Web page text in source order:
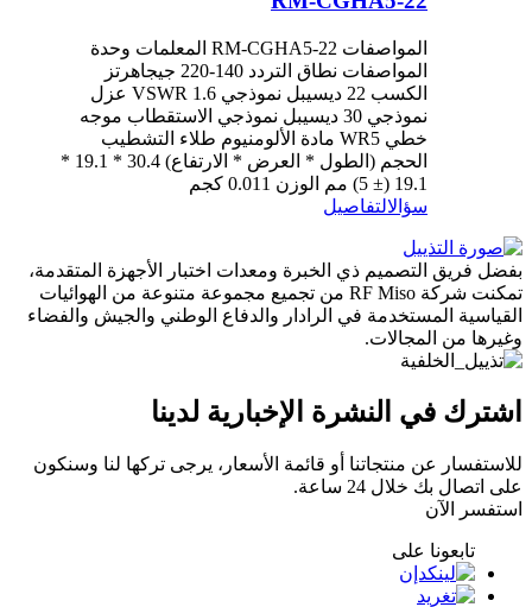
المواصفات RM-CGHA5-22 المعلمات وحدة
المواصفات نطاق التردد 140-220 جيجاهرتز
الكسب 22 ديسيبل نموذجي VSWR 1.6 عزل
نموذجي 30 ديسيبل نموذجي الاستقطاب موجه
خطي WR5 مادة الألومنيوم طلاء التشطيب
الحجم (الطول * العرض * الارتفاع) 30.4 * 19.1 *
19.1 (± 5) مم الوزن 0.011 كجم
سؤالالتفاصيل
بفضل فريق التصميم ذي الخبرة ومعدات اختبار الأجهزة المتقدمة،
تمكنت شركة RF Miso من تجميع مجموعة متنوعة من الهوائيات
القياسية المستخدمة في الرادار والدفاع الوطني والجيش والفضاء
وغيرها من المجالات.
اشترك في النشرة الإخبارية لدينا
للاستفسار عن منتجاتنا أو قائمة الأسعار، يرجى تركها لنا وسنكون
على اتصال بك خلال 24 ساعة.
استفسر الآن
تابعونا على